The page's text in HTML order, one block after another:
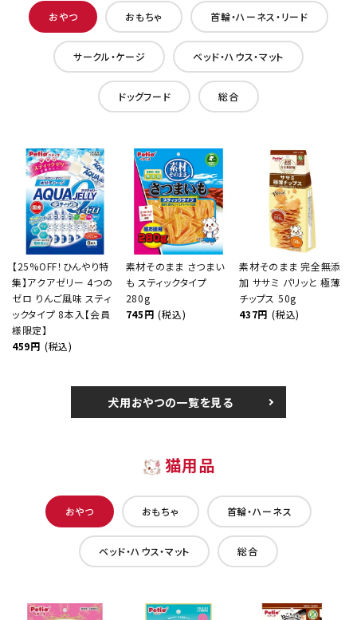
おやつ おもちゃ 首輪・ハーネス・リード
サークル・ケージ ベッド・ハウス・マット
ドッグフード 総合
【25%OFF！ひんやり特
集】アクアゼリー 4つの
ゼロ りんご風味 スティ
ックタイプ 8本入【会員
様限定】
459円 (税込)
素材そのまま さつまい
も スティックタイプ
280g
745円 (税込)
素材そのまま 完全無添
加 ササミ パリッと 極薄
チップス 50g
437円 (税込)
犬用おやつの一覧を見る
猫用品
おやつ おもちゃ 首輪・ハーネス
ベッド・ハウス・マット 総合